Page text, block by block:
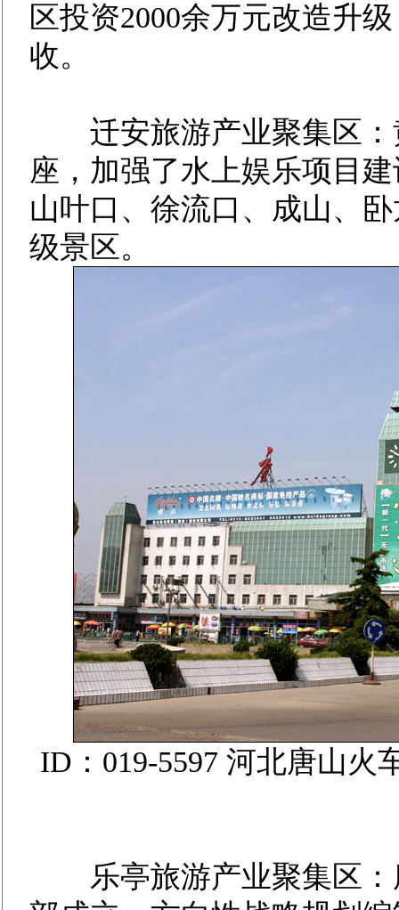
区投资2000余万元改造升
收。
迁安旅游产业聚集区：
座，加强了水上娱乐项目
山叶口、徐流口、成山、
级景区。
ID：019-5597 河北唐山
乐亭旅游产业聚集区：